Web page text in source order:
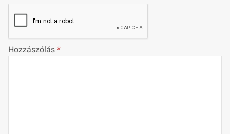
Hozzászólás*